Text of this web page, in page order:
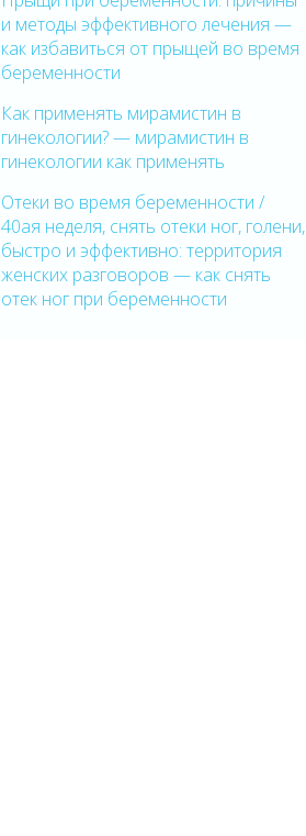
и методы эффективного лечения —
как избавиться от прыщей во время
беременности
Как применять мирамистин в
гинекологии? — мирамистин в
гинекологии как применять
Отеки во время беременности /
40ая неделя, снять отеки ног, голени,
быстро и эффективно: территория
женских разговоров — как снять
отек ног при беременности